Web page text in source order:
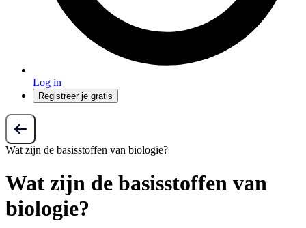
Log in
Registreer je gratis
Wat zijn de basisstoffen van biologie?
Wat zijn de basisstoffen van
biologie?